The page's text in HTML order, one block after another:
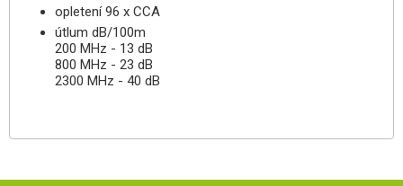
opletení 96 x CCA
útlum dB/100m
200 MHz - 13 dB
800 MHz - 23 dB
2300 MHz - 40 dB